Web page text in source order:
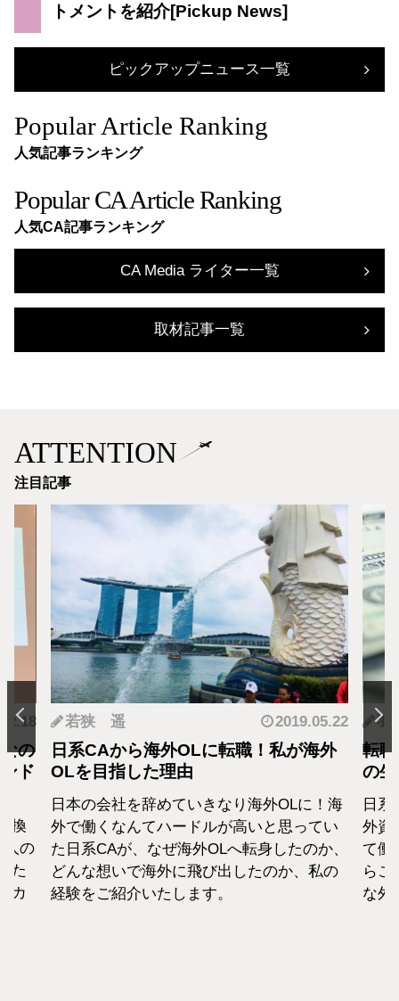
トメントを紹介
ピックアップニュース一覧
Popular Article Ranking
人気記事ランキング
Popular CA Article Ranking
人気CA記事ランキング
CA Media ライター一覧
取材記事一覧
ATTENTION
注目記事
の
ド
換
人の
た
カ
若狭 遥 2019.05.22
日系CAから海外OLに転職！私が海外
OLを目指した理由
日本の会社を辞めていきなり海外OLに！海
外で働くなんてハードルが高いと思ってい
た日系CAが、なぜ海外OLへ転身したのか、
どんな想いで海外に飛び出したのか、私の
経験をご紹介いたします。
羽
転
の
日
外資
て働
らこ
な外